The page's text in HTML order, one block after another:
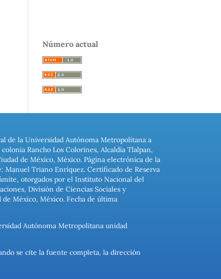
Número actual
de la Universidad Autónoma Metropolitana a
Rancho Los Colorines, Alcaldía Tlalpan,
de México, México. Página electrónica de la
Triano Enríquez. Certificado de Reserva
otorgados por el Instituto Nacional del
División de Ciencias Sociales y
de México, México. Fecha de última
Autónoma Metropolitana unidad
se cite la fuente completa, la dirección